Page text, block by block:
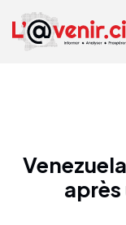
après